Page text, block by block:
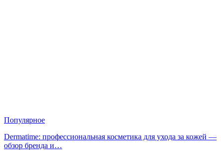
Популярное
Dermatime: профессиональная косметика для ухода за кожей —
обзор бренда и…